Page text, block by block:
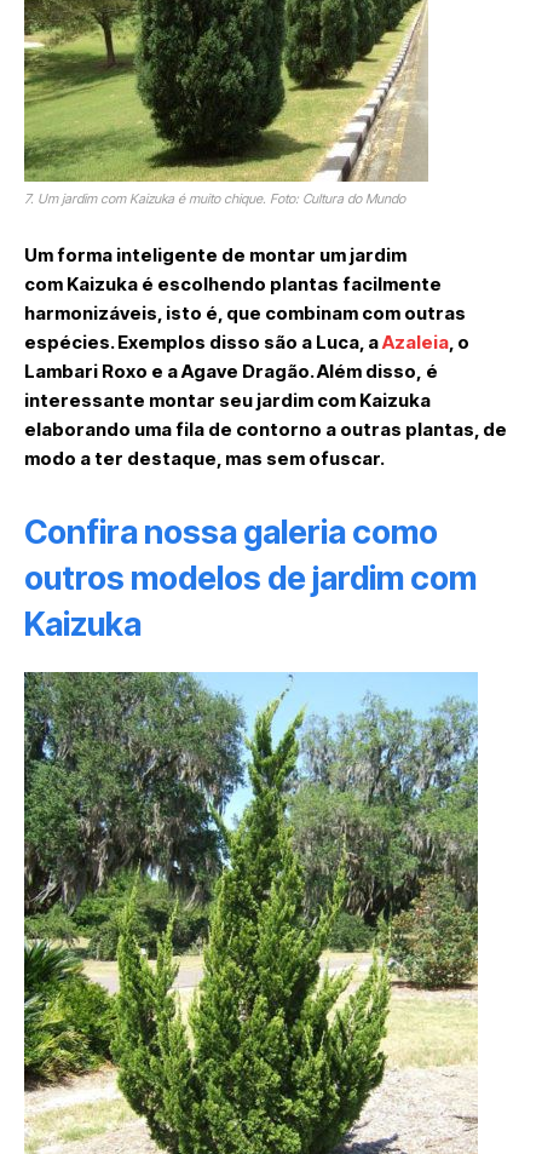
7. Um jardim com Kaizuka é muito chique. Foto: Cultura do Mundo
Um forma inteligente de montar um jardim
com Kaizuka é escolhendo plantas facilmente
harmonizáveis, isto é, que combinam com outras
espécies. Exemplos disso são a Luca, aAzaleia, o
Lambari Roxo e a Agave Dragão. Além disso, é
interessante montar seu jardim com Kaizuka
elaborando uma fila de contorno a outras plantas, de
modo a ter destaque, mas sem ofuscar.
Confira nossa galeria como
outros modelos de jardim com
Kaizuka